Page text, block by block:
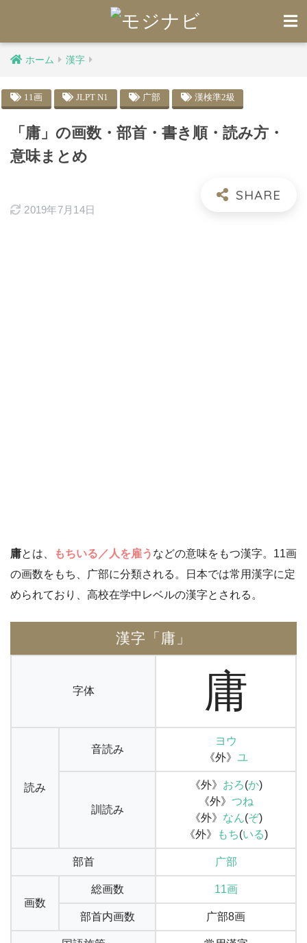
ホーム 漢字
11画 JLPT N1 广部 漢検準2級
「庸」の画数・部首・書き順・読み方・
意味まとめ
2019年7月14日
庸とは、 もちいる／人を雇う などの意味をもつ漢字。11画
の画数をもち、广部に分類される。日本では常用漢字に定
められており、高校在学中レベルの漢字とされる。
漢字「庸」
字体 庸
読み
音読み
ヨウ
《外》 ユ
訓読み
《外》 おろ(か)
《外》 つね
《外》 なん(ぞ)
《外》
もち(いる)
部首 广部
画数
総画数 11画
部首内画数 广部8画